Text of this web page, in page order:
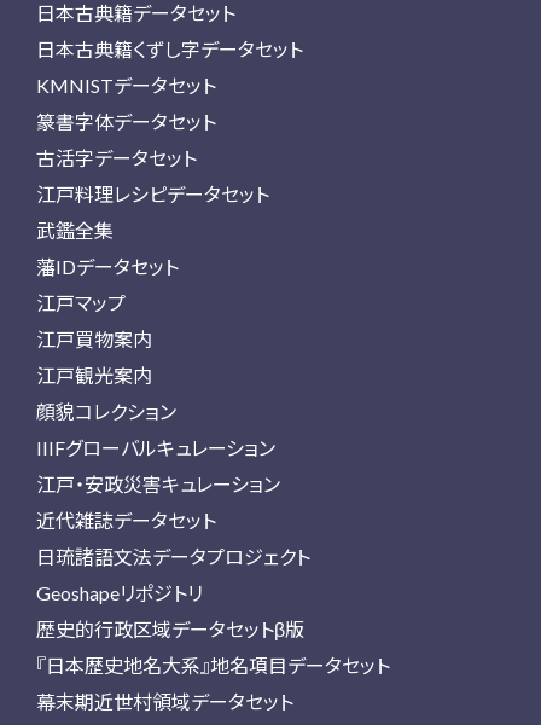
日本古典籍データセット
日本古典籍くずし字データセット
KMNISTデータセット
篆書字体データセット
古活字データセット
江戸料理レシピデータセット
武鑑全集
藩IDデータセット
江戸マップ
江戸買物案内
江戸観光案内
顔貌コレクション
IIIFグローバルキュレーション
江戸・安政災害キュレーション
近代雑誌データセット
日琉諸語文法データプロジェクト
Geoshapeリポジトリ
歴史的行政区域データセットβ版
『日本歴史地名大系』地名項目データセット
幕末期近世村領域データセット